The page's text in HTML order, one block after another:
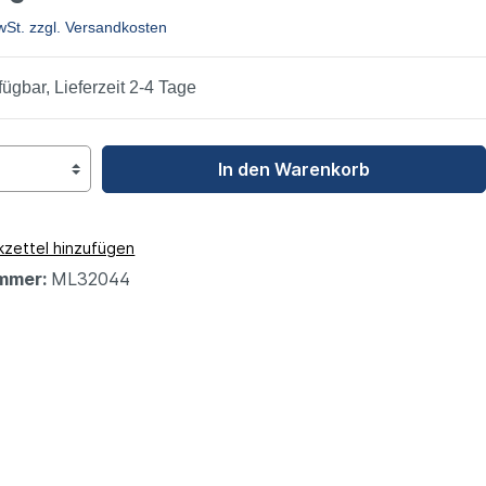
zzgl. Versandkosten
Lieferzeit 2-4 Tage
In den Warenkorb
hinzufügen
ML32044